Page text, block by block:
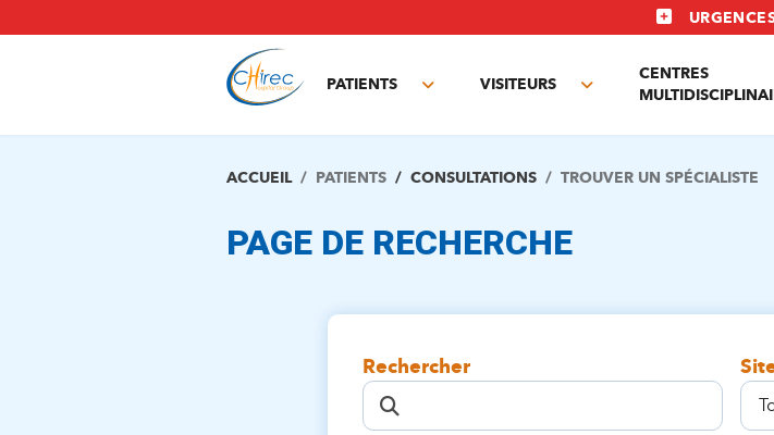
au
PATIENTS
Toggle
VISITEURS
Toggle
CENTRES
ACCUEIL PATIENTS CONSULTATIONS TROUVER UN SPÉCIALISTE
PAGE DE RECHERCHE
Rechercher